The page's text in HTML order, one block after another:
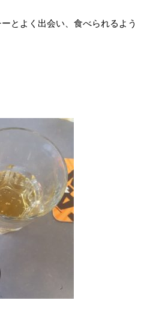
とよく出会い、食べられるよう